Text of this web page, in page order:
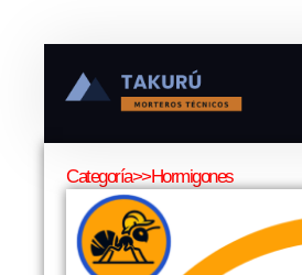
Categoría>>Hormigones